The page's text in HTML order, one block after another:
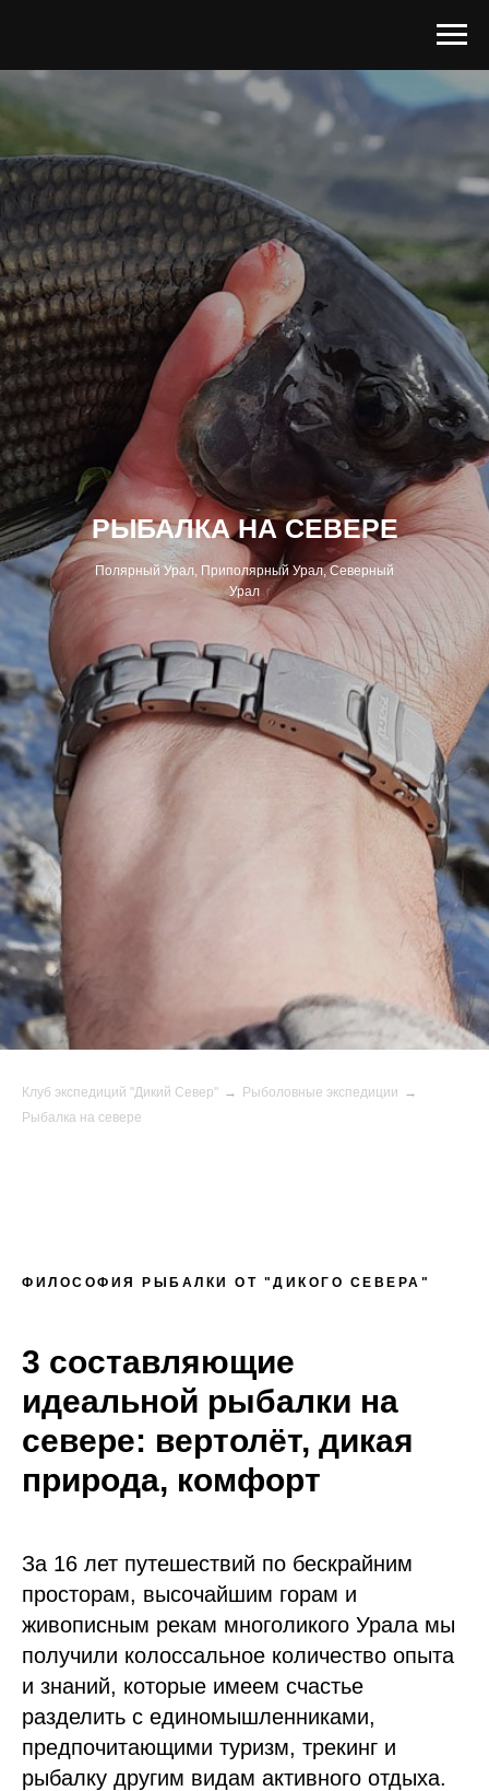
РЫБАЛКА НА СЕВЕРЕ
Полярный Урал, Приполярный Урал, Северный
Урал
Клуб экспедиций "Дикий Север" → Рыболовные экспедиции →
Рыбалка на севере
ФИЛОСОФИЯ РЫБАЛКИ ОТ "ДИКОГО СЕВЕРА"
3 составляющие
идеальной рыбалки на
севере: вертолёт, дикая
природа, комфорт
За 16 лет путешествий по бескрайним
просторам, высочайшим горам и
живописным рекам многоликого Урала мы
получили колоссальное количество опыта
и знаний, которые имеем счастье
разделить с единомышленниками,
предпочитающими туризм, трекинг и
рыбалку другим видам активного отдыха.